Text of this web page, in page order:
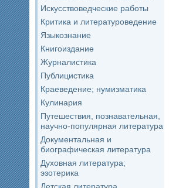
Искусствоведческие работы
Критика и литературоведение
Языкознание
Книгоиздание
Журналистика
Публицистика
Краеведение; нумизматика
Кулинария
Путешествия, познавательная,
научно-популярная литература
Документальная и
биографическая литература
Духовная литература;
эзотерика